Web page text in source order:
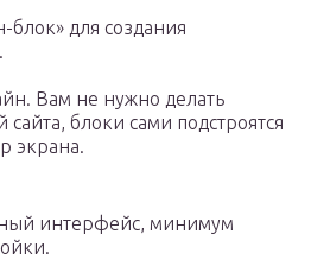
для создания
Вам не нужно делать
сайта, блоки сами подстроятся
экрана.
интерфейс, минимум